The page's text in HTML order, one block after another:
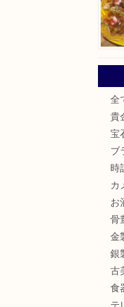
全
貴
宝
ブ
時
カ
お
骨
金
銀
古
食
テ